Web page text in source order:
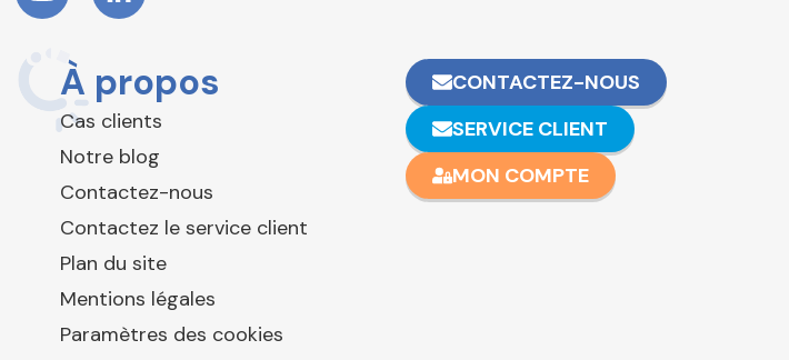
À propos
Cas clients
Notre blog
Contactez-nous
Contactez le service client
Plan du site
Mentions légales
Paramètres des cookies
CONTACTEZ-NOUS
SERVICE CLIENT
MON COMPTE